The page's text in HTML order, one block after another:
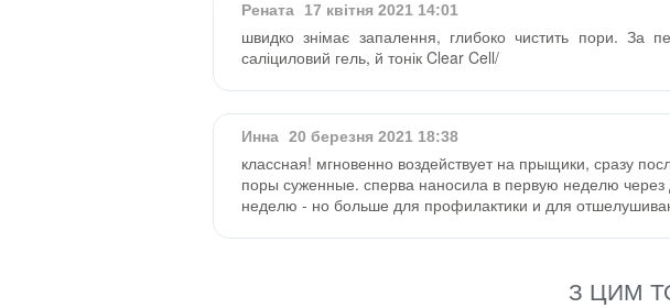
Рената 17 квітня 2021 14:01
швидко знімає запалення, глибоко чистить пори.
саліциловий гель, й тонік Clear Cell/
Инна 20 березня 2021 18:38
классная! мгновенно воздействует на прыщики, сразу
поры суженные. сперва наносила в первую неделю
неделю - но больше для профилактики и для
З ЦИМ